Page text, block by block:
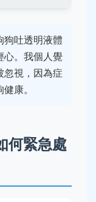
狗吐透明液體
心。我個人覺
忽視，因為症
康。
何緊急處